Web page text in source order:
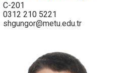
C-201
0312 210 5221
shgungor@metu.edu.tr